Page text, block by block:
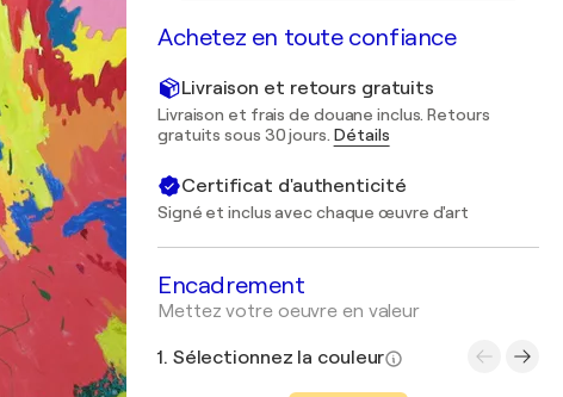
Achetez en toute confiance
Livraison et retours gratuits
Livraison et frais de douane inclus. Retours
gratuits sous 30 jours. Détails
Certificat d'authenticité
Signé et inclus avec chaque œuvre d'art
Encadrement
Mettez votre oeuvre en valeur
1. Sélectionnez la couleur